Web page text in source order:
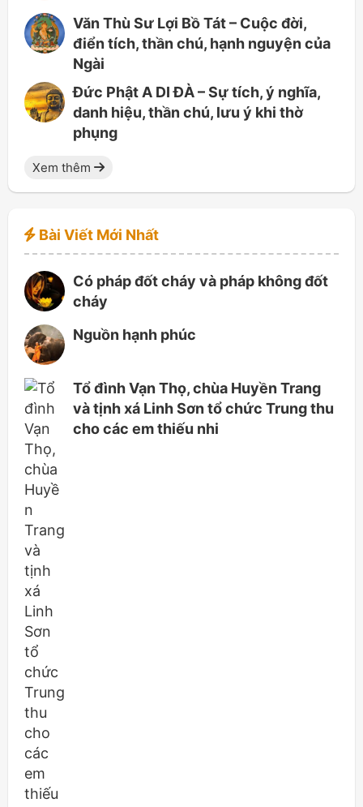
Văn Thù Sư Lợi Bồ Tát – Cuộc đời,
điển tích, thần chú, hạnh nguyện của
Ngài
Đức Phật A DI ĐÀ – Sự tích, ý nghĩa,
danh hiệu, thần chú, lưu ý khi thờ
phụng
Xem thêm
Bài Viết Mới Nhất
Có pháp đốt cháy và pháp không đốt
cháy
Nguồn hạnh phúc
Tổ đình Vạn Thọ, chùa Huyền Trang
và tịnh xá Linh Sơn tổ chức Trung thu
cho các em thiếu nhi